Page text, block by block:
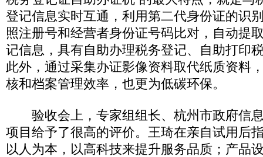
登记信息实时互通，利用第二代身份证的识
照注册号和经营者身份证号码比对，自动提
记信息，具有自助办理税务登记、自助打印
此外，通过采集办证影像资料取代纸质资料
核和档案管理效率，也更为低碳环保。
验收会上，专家组组长、杭州市政府信
项目给予了很高的评价。王琦在亲自试用后
以人为本，以高科技来提升服务品质；产品